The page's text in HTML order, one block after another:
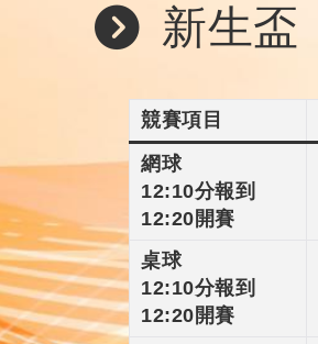
新生盃
競賽項目
網球
12:10分報到
12:20開賽
桌球
12:10分報到
12:20開賽